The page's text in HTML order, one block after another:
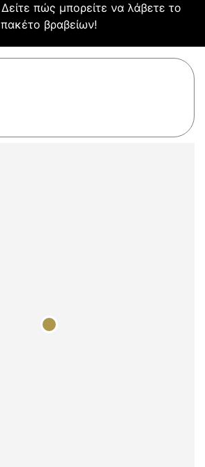
Δείτε πώς μπορείτε να λάβετε το
πακέτο βραβείων!